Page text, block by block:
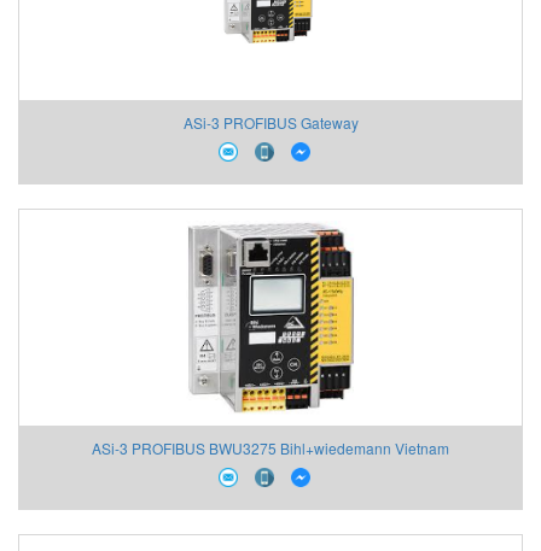
ASi-3 PROFIBUS Gateway
ASi-3 PROFIBUS BWU3275 Bihl+wiedemann Vietnam